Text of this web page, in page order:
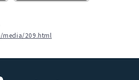
209.html